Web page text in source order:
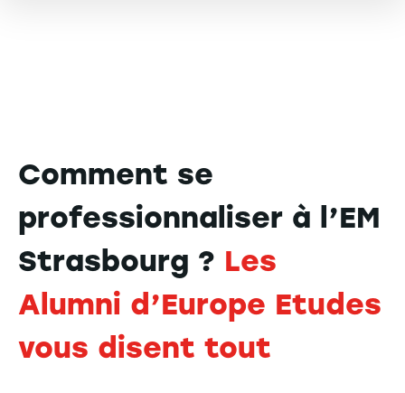
Comment se
professionnaliser à l’EM
Strasbourg ? Les
Alumni d’Europe Etudes
vous disent tout